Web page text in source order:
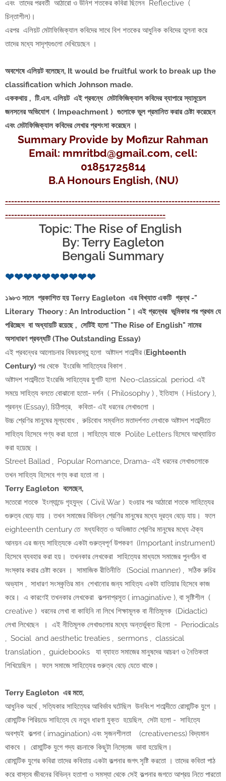
এবং তাদের পরবর্তী আঠারো ও উনিশ শতকের কবিরা ছিলেন Reflective (
চিন্তাশীল)।
এরপর এলিয়ট মেটাফিজিক্যাল কবিদের সাথে বিশ শতকের আধুনিক কবিদের তুলনা করে
তাদের মধ্যে সাদৃশ্যগুলো দেখিয়েছেন ।
অবশেষে এলিয়ট বলেছেন, It would be fruitful work to break up the
classification which Johnson made.
এককথায় , টি.এস. এলিয়ট এই প্রবন্ধে মেটাফিজিক্যাল কবিদের ব্যাপারে স্যামুয়েল
জনসনের অভিযোগ ( Impeachment ) গুলোকে ভুল প্রমানিত করার চেষ্টা করেছেন
এবং মেটাফিজিক্যাল কবিদের লেখার প্রশংসা করেছেন ।
Summary Provide by Mofizur Rahman
Email: mmritbd@gmail.com, cell:
01851725814
B.A Honours English, (NU)
-----------------------------------------------------------------------
-----------------------------------------------------
Topic: The Rise of English
By: Terry Eagleton
Bengali Summary
❤❤❤❤❤❤❤❤❤❤
১৯৮৩ সালে প্রকাশিত হয় Terry Eagleton এর বিখ্যাত একটি গ্রন্থ -"
Literary Theory : An Introduction "। এই গ্রন্থের ভূমিকার পর প্রথম যে
পরিচ্ছেদ বা অধ্যায়টি রয়েছে , সেটিই হলো "The Rise of English" নামের
অসাধারণ প্রবন্ধটি (The Outstanding Essay)
এই প্রবন্ধের আলোচনার বিষয়বস্তু হলো অষ্টাদশ শতাব্দীর (Eighteenth
Century) পর থেকে ইংরেজি সাহিত্যের বিকাশ .
অষ্টাদশ শতাব্দীতে ইংরেজি সাহিত্যের যুগটি হলো Neo-classical period. এই
সময়ে সাহিত্য বলতে বোঝানো হতো- দর্শন ( Philosophy ) , ইতিহাস ( History ),
প্রবন্ধ (Essay), চিঠিপত্র, কবিতা- এই ধরনের লেখাগুলো ।
উচ্চ শ্রেণির মানুষের মূল্যবোধ , রুচিবোধ সম্বলিত মতাদর্শগত লেখাকে অষ্টাদশ শতাব্দীতে
সাহিত্য হিসেবে গণ্য করা হতো । সাহিত্যে যাকে Polite Letters হিসেবে আখ্যায়িত
করা হয়েছে ।
Street Ballad , Popular Romance, Drama- এই ধরনের লেখাগুলোকে
তখন সাহিত্য হিসেবে গণ্য করা হতো না ।
Terry Eagleton বলেছেন,
সতেরো শতকে ইংল্যান্ডে গৃহযুদ্ধ ( Civil War ) হওয়ার পর আঠারো শতকে সাহিত্যের
গুরুত্ব বেড়ে যায় । তখন সমাজের বিভিন্ন শ্রেণির মানুষের মধ্যে দূরত্ব বেড়ে যায়। ফলে
eighteenth century তে মধ্যবিত্ত ও অভিজাত শ্রেণির মানুষের মধ্যে ঐক্য
আনয়ন এর জন্য সাহিত্যকে একটা গুরুত্বপূর্ণ উপকরণ (Important instrument)
হিসেবে ব্যবহার করা হয়। তখনকার লেখকেরা সাহিত্যের মাধ্যমে সমাজের পুনর্গঠন বা
সংস্কার করার চেষ্টা করেন । সামাজিক রীতিনীতি (Social manner) , সঠিক রুচির
অভ্যাস , সাধারণ সংস্কৃতির মান শেখানোর জন্য সাহিত্য একটা হাতিয়ার হিসেবে কাজ
করে। এ কারণেই তখনকার লেখকেরা কল্পনাপ্রসূত ( imaginative ), বা সৃষ্টিশীল (
creative ) ধরনের লেখা বা কাহিনি না লিখে শিক্ষামূলক বা নীতিমূলক (Didactic)
লেখা লিখেছেন । এই নীতিমূলক লেখাগুলোর মধ্যে অন্তর্ভুক্ত ছিলো - Periodicals
, Social and aesthetic treaties , sermons , classical
translation , guidebooks যা ব্যাহত সমাজের মানুষদের আচরণ ও নৈতিকতা
শিখিয়েছিল । ফলে সমাজে সাহিত্যের গুরুত্ব বেড়ে যেতে থাকে।
Terry Eagleton এর মতে,
আধুনিক অর্থে , সত্যিকার সাহিত্যের আবির্ভাব ঘটেছিল উনবিংশ শতাব্দীতে রোমান্টিক যুগে ।
রোমান্টিক পিরিয়ডে সাহিত্যে যে নতুন ধারণা যুক্ত হয়েছিল, সেটা হলো - সাহিত্যে
অবশ্যই কল্পনা ( imagination) এবং সৃজনশীলতা (creativeness) বিদ্যমান
থাকবে । রোমান্টিক যুগে গদ্য রচনাকে কিছুটা নিস্তেজ ভাবা হয়েছিল।
রোমান্টিক যুগের কবিরা তাদের কবিতায় একটা কল্পনার জগৎ সৃষ্টি করতো । তাদের কবিতা পাঠ
করে বাস্তব জীবনের বিভিন্ন হতাশা ও সমস্যা থেকে সেই কল্পনার জগতে আশ্রয় নিতে পারতো